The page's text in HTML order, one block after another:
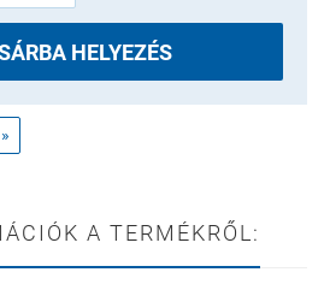
HELYEZÉS
A TERMÉKRŐL: